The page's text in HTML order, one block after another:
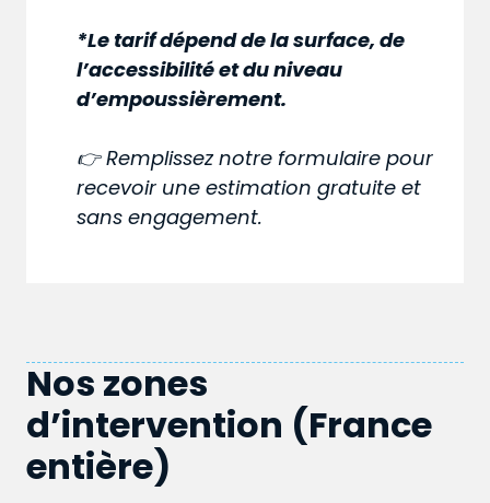
*Le tarif dépend de la surface, de
l’accessibilité et du niveau
d’empoussièrement.
👉 Remplissez notre formulaire pour
recevoir une estimation gratuite et
sans engagement.
Nos zones
d’intervention (France
entière)